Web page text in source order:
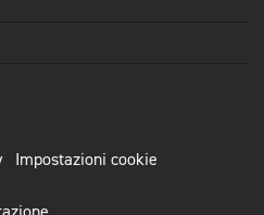
Impostazioni cookie